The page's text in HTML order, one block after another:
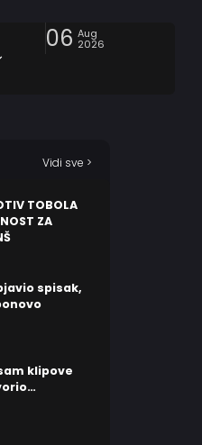
06 Aug
2026
Vidi sve >
TOBOLA
ZA
spisak,
klipove